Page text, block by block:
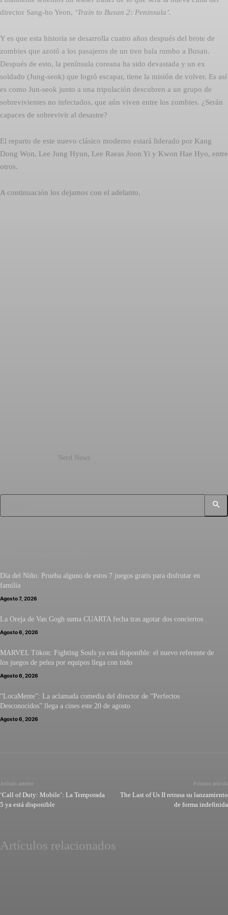
director Sang-ho Yeon, ‘Train to Busan 2: Peninsula’.
Y es que esta historia se desarrolla cuatro años después del brote de
zombies que azotó a los pasajeros de un tren bala rumbo a Busan.
Después de esto, la península coreana ha sido devastada y un ex
soldado (Jung-seok) que logró escapar, tiene la misión de volver. Es así
es como Jun-seok junto a una tripulación descubren a un grupo de
sobrevivientes no infectados, que aún viven entre los zombies. ¿Serán
capaces de sobrevivir al desastre?
El reparto de este nuevo clásico moderno estará liderado por Kang
Dong Won, Lee Jung Hyun, Lee Raeas Joon Yi y Kwon Hae Hyo, entre
otros.
A continuación los dejamos con el adelanto.
Nerd News
Día del Niño: Prueba alguno de estos 7 juegos gratis para disfrutar en
familia
Agosto 7, 2026
La Oreja de Van Gogh suma CUARTA fecha tras agotar dos conciertos
Agosto 6, 2026
MARVEL Tōkon: Fighting Souls ya está disponible: el nuevo referente de
los juegos de pelea por equipos llega con todo
Agosto 6, 2026
“LocaMente”: La aclamada comedia del director de “Perfectos
Desconocidos” llega a cines este 20 de agosto
Agosto 6, 2026
Artículo anterior
‘Call of Duty: Mobile’: La Temporada
5 ya está disponible
Próximo artículo
The Last of Us II retrasa su lanzamiento
de forma indefinida
Artículos relacionados